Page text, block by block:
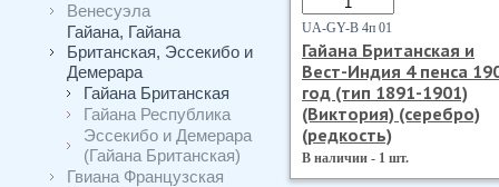
Венесуэла
Гайана, Гайана
Британская, Эссекибо и
Демерара
Гайана Британская
Гайана Республика
Эссекибо и Демерара
(Гайана Британская)
Гвиана Французская
UA-GY-B 4п 01
Гайана Британская и
Вест-Индия 4 пенса
год (тип 1891-1901)
(Виктория) (серебро)
(редкость)
В наличии - 1 шт.